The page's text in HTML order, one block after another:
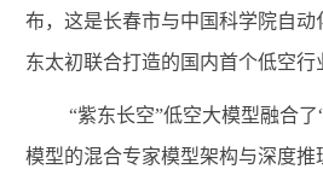
布，这是长春市与中国科学院自动
东太初联合打造的国内首个低空行
“紫东长空”低空大模型融合了
模型的混合专家模型架构与深度